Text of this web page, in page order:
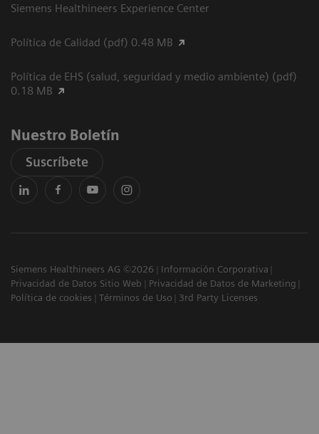
Siemens Healthineers Experience Center
Política de Calidad (pdf) 0.48 MB
Política de EHS (salud, seguridad y medio ambiente) (pdf)
0.18 MB
Nuestro Boletín
Suscríbete
Siemens Healthineers AG ©2026
Información Corporativa
Privacidad de Datos Sitio Web
Privacidad de Datos de Marketing
Política de cookies
Términos de Uso 3rd Party Licenses